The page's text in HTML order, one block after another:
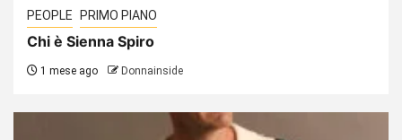
PEOPLE PRIMO PIANO
Chi è Sienna Spiro
1 mese ago Donnainside